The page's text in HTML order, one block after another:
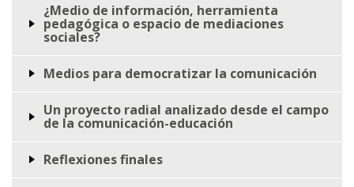
¿Medio de información, herramienta
pedagógica o espacio de mediaciones
sociales?
Medios para democratizar la comunicación
Un proyecto radial analizado desde el campo
de la comunicación-educación
Reflexiones finales